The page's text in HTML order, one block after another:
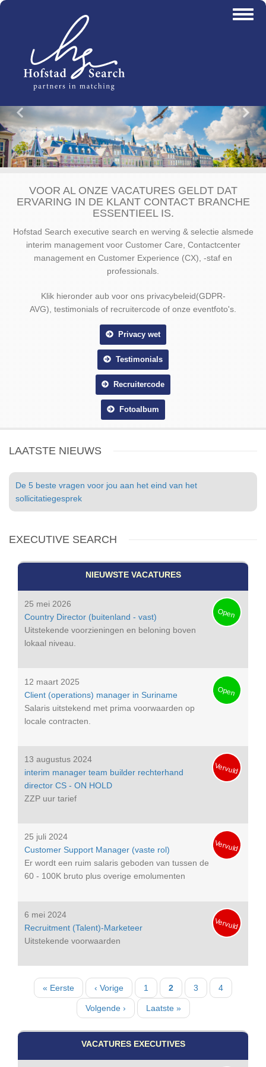
Overslaan
Vorige
VOOR AL ONZE VACATURES GELDT DAT
ERVARING IN DE KLANT CONTACT BRANCHE
ESSENTIEEL IS.
Hofstad Search executive search en werving & selectie alsmede
interim management voor Customer Care, Contactcenter
management en Customer Experience (CX), -staf en
professionals.
Klik hieronder aub voor ons privacybeleid(GDPR-
AVG), testimonials of recruitercode of onze eventfoto's.
Privacy wet
Testimonials
Recruitercode
Fotoalbum
LAATSTE NIEUWS
De 5 beste vragen voor jou aan het eind van het
sollicitatiegesprek
EXECUTIVE SEARCH
NIEUWSTE VACATURES
Open
25 mei 2026
Country Director (buitenland - vast)
Uitstekende voorzieningen en beloning boven
lokaal niveau.
Open
12 maart 2025
Client (operations) manager in Suriname
Salaris uitstekend met prima voorwaarden op
locale contracten.
Vervuld
13 augustus 2024
interim manager team builder rechterhand
director CS - ON HOLD
ZZP uur tarief
Vervuld
25 juli 2024
Customer Support Manager (vaste rol)
Er wordt een ruim salaris geboden van tussen de
60 - 100K bruto plus overige emolumenten
Vervuld
6 mei 2024
Recruitment (Talent)-Marketeer
Uitstekende voorwaarden
PaginatieEerste
pagina
« Eerste
Vorige
pagina
‹ Vorige Pagina
1
Huidige
pagina
2 Pagina
3 Pagina
4
Volgende
pagina
Volgende ›
Laatste
pagina
Laatste »
VACATURES EXECUTIVES